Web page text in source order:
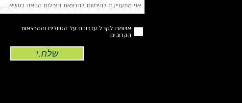
אשמח לקבל עדכונים על הטיולים וההרצאות
הקרובים
שלח.י